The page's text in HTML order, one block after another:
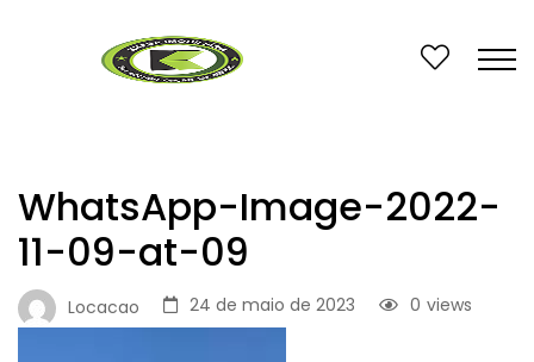
WhatsApp-Image-2022-
11-09-at-09
Locacao 24 de maio de 2023 views
0